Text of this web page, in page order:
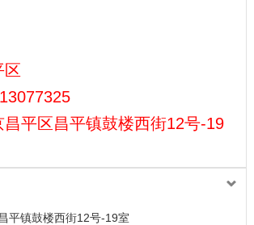
区
昌平区昌平镇鼓楼西街12号-19
平镇鼓楼西街12号-19室